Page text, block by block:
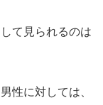
て見られるのは
性に対しては、